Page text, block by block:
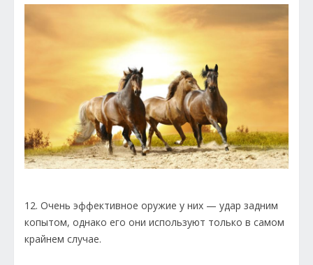
12. Очень эффективное оружие у них — удар задним
копытом, однако его они используют только в самом
крайнем случае.